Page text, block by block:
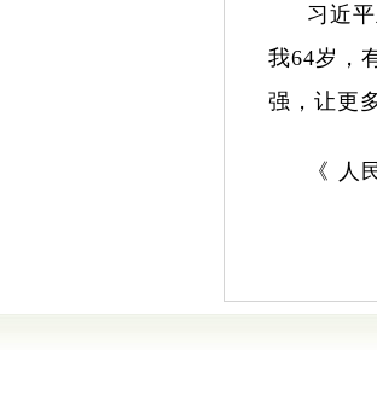
习近
我64岁，
强，让更
《 人